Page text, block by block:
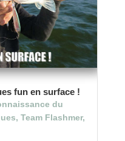
fun en surface !
du
, Team Flashmer,